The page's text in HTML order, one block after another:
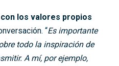
los valores propios
“Es importante
todo la inspiración de
A mí, por ejemplo,